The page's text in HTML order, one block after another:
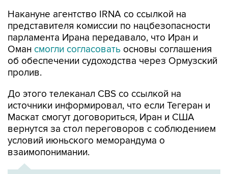
парламента Ирана передавало, что Иран и
Омансмогли согласовать основы соглашения
об обеспечении судоходства через Ормузский
пролив.
До этого телеканал CBS со ссылкой на
Маскат смогут договориться, Иран и США
вернутся за стол переговоров с соблюдением
условий июньского меморандума о
взаимопонимании.
ХРОНИКА